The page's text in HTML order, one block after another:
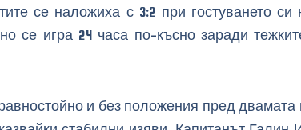
се наложиха с 3:2 при гостуването си
се игра 24 часа по-късно заради
и без положения пред двамата